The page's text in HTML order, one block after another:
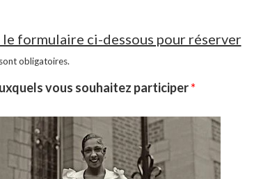
formulaire ci-dessous pour réserver
sont obligatoires.
vous souhaitez participer*